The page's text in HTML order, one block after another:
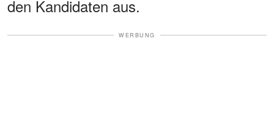
den Kandidaten aus.
WERBUNG